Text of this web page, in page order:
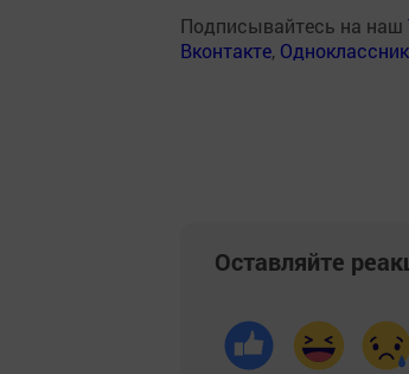
Подписывайтесь на наш
Вконтакте,
Оставляйте